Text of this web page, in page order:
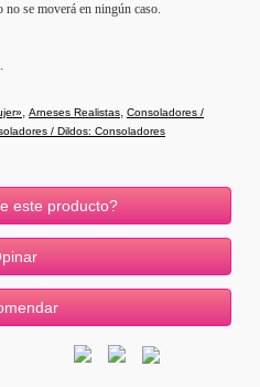
no se moverá en ningún caso.
, Arneses Realistas, Consoladores /
/ Dildos: Consoladores
este producto?